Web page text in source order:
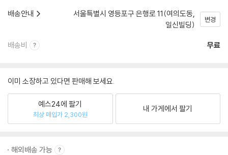
배송안내
서울특별시 영등포구 은행로 11(여의도동,
일신빌딩)
변경
배송비 무료
이미 소장하고 있다면 판매해 보세요.
예스24에 팔기
최상 매입가 2,300원
내 가게에서 팔기
해외배송 가능